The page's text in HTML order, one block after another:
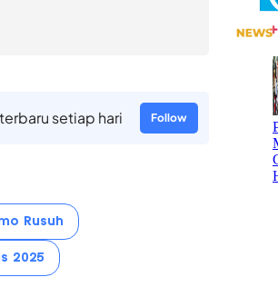
setiap hari Follow
Rusuh
2025